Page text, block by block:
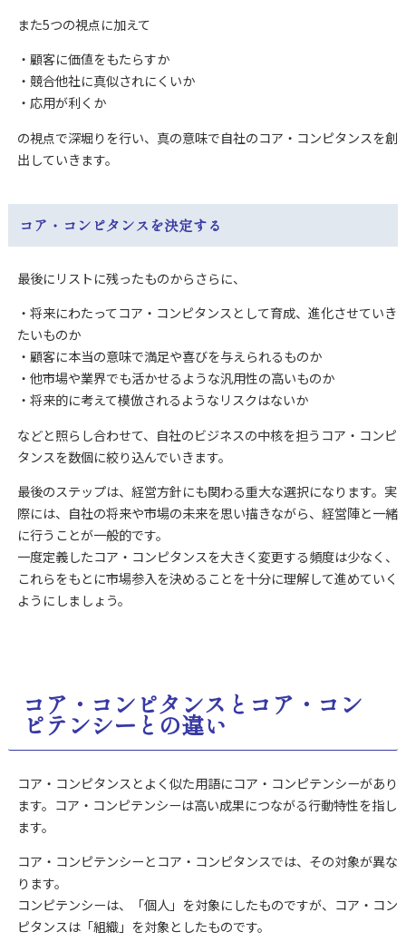
また5つの視点に加えて
・顧客に価値をもたらすか
・競合他社に真似されにくいか
・応用が利くか
の視点で深堀りを行い、真の意味で自社のコア・コンピタンスを創
出していきます。
コア・コンピタンスを決定する
最後にリストに残ったものからさらに、
・将来にわたってコア・コンピタンスとして育成、進化させていき
たいものか
・顧客に本当の意味で満足や喜びを与えられるものか
・他市場や業界でも活かせるような汎用性の高いものか
・将来的に考えて模倣されるようなリスクはないか
などと照らし合わせて、自社のビジネスの中核を担うコア・コンピ
タンスを数個に絞り込んでいきます。
最後のステップは、経営方針にも関わる重大な選択になります。実
際には、自社の将来や市場の未来を思い描きながら、経営陣と一緒
に行うことが一般的です。
一度定義したコア・コンピタンスを大きく変更する頻度は少なく、
これらをもとに市場参入を決めることを十分に理解して進めていく
ようにしましょう。
コア・コンピタンスとコア・コン
ピテンシーとの違い
コア・コンピタンスとよく似た用語にコア・コンピテンシーがあり
ます。 コア・コンピテンシーは高い成果につながる行動特性を指し
ます。
コア・コンピテンシーとコア・コンピタンスでは、その対象が異な
ります。
コンピテンシーは、「個人」を対象にしたものですが、コア・コン
ピタンスは「組織」を対象としたものです。